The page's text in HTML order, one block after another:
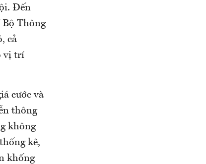
Đến
Bộ Thông
cả
vị trí
cước và
thông
không
kê,
khống